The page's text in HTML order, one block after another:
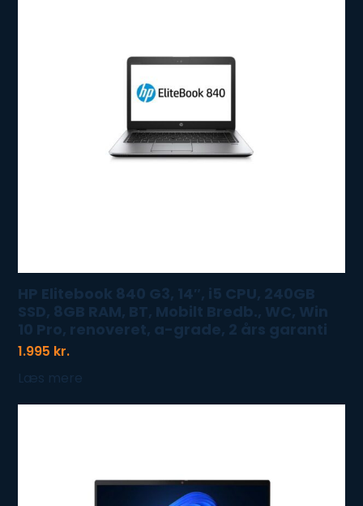
HP Elitebook 840 G3, 14″, i5 CPU, 240GB
SSD, 8GB RAM, BT, Mobilt Bredb., WC, Win
10 Pro, renoveret, a-grade, 2 års garanti
1.995 kr.
Læs mere